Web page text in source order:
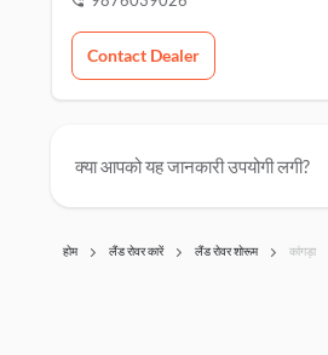
Contact Dealer
क्या आपको यह जानकारी उपयोगी लगी?
होम लैंड रोवर कारें लैंड रोवर शोरूम कांगड़ा